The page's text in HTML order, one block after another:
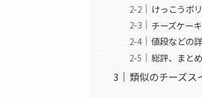
けっこうボ
チーズケー
値段などの
総評、まとめ
類似のチーズス